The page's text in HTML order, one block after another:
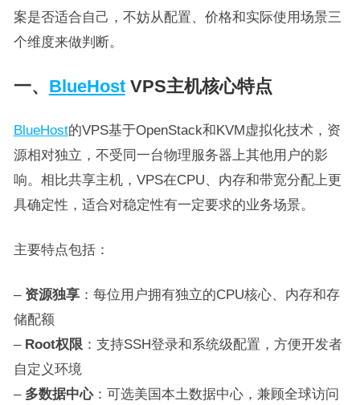
案是否适合自己，不妨从配置、价格和实际使用场景三
个维度来做判断。
一、 BlueHostVPS主机核心特点
BlueHost的VPS基于OpenStack和KVM虚拟化技术，资
源相对独立，不受同一台物理服务器上其他用户的影
响。相比共享主机，VPS在CPU、内存和带宽分配上更
具确定性，适合对稳定性有一定要求的业务场景。
主要特点包括：
– 资源独享：每位用户拥有独立的CPU核心、内存和存
储配额
– Root权限 ：支持SSH登录和系统级配置，方便开发者
自定义环境
– 多数据中心：可选美国本土数据中心，兼顾全球访问